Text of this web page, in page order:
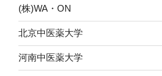
(株)WA・ON
北京中医薬大学
河南中医薬大学